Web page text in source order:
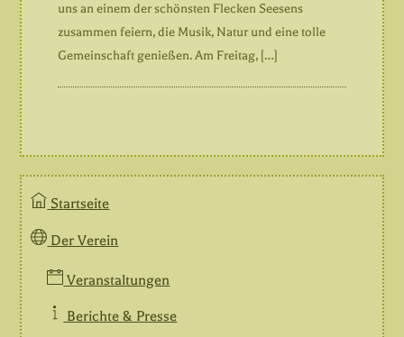
uns an einem der schönsten Flecken Seesens
zusammen feiern, die Musik, Natur und eine tolle
Gemeinschaft genießen. Am Freitag, […]
Startseite
Der Verein
Veranstaltungen
Berichte & Presse